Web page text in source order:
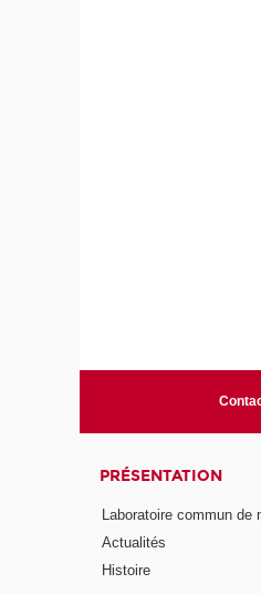
PRÉSENTATION
Laboratoire commun de
Actualités
Histoire